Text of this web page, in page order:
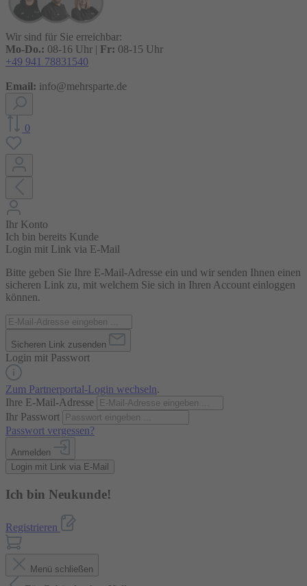
Wir sind für Sie erreichbar:
Mo-Do.: 08-16 Uhr | Fr: 08-15 Uhr
+49 941 78831540
Email: info@mehrsparte.de
0
Ihr Konto
Ich bin bereits Kunde
Login mit Link via E-Mail
Bitte geben Sie Ihre E-Mail-Adresse ein und wir senden Ihnen einen
sicheren Link zu, mit welchem Sie sich in Ihren Account einloggen
können.
Sicheren Link zusenden
Login mit Passwort
Zum Partnerportal-Login wechseln.
Ihre E-Mail-Adresse
Ihr Passwort
Passwort vergessen?
Anmelden
Login mit Link via E-Mail
Ich bin Neukunde!
Registrieren
Menü schließen